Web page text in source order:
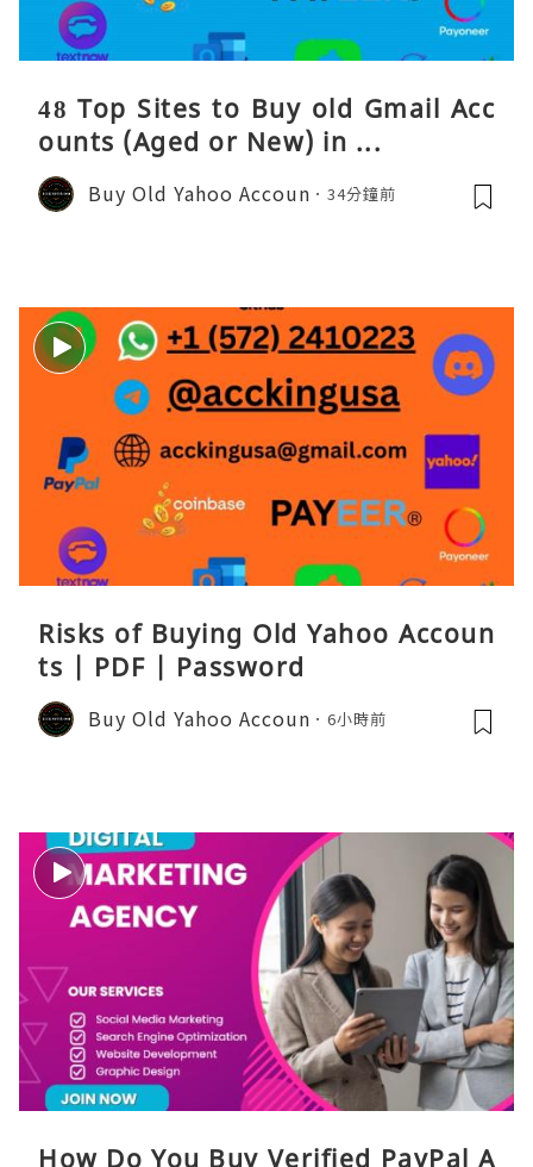
48 Top Sites to Buy old Gmail Acc
ounts (Aged or New) in ...
Buy Old Yahoo Accoun 34分鐘前
Risks of Buying Old Yahoo Accoun
ts | PDF | Password
Buy Old Yahoo Accoun 6小時前
How Do You Buy Verified PayPal A